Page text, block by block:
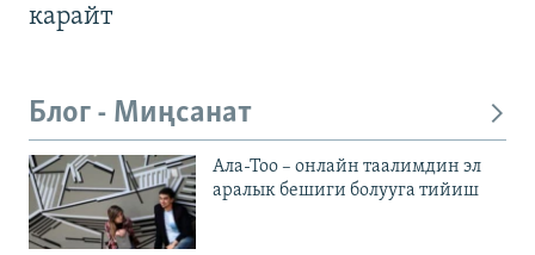
карайт
Блог - Миңсанат
Ала-Тоо – онлайн таалимдин эл
аралык бешиги болууга тийиш